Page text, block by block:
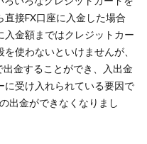
接FX口座に入金した場合
金額まではクレジットカー
使わないといけませんが、
金することができ、入出金
に受け入れられている要因で
出金ができなくなりまし